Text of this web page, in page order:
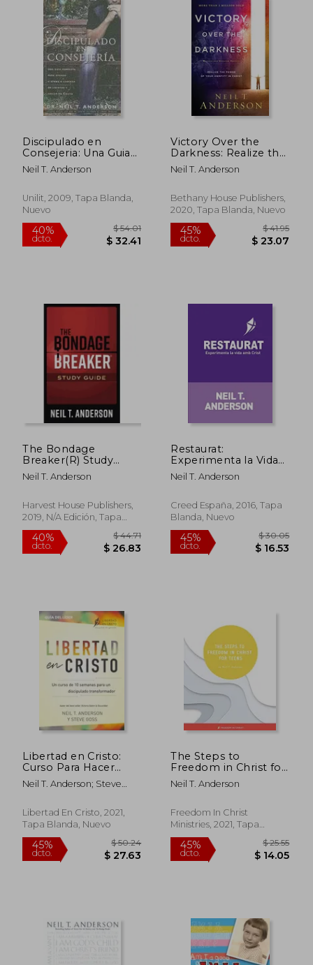
45%
dcto.
Discipulado en
Consejeria: Una Guia
Completa Para
Ayudar a Otros a
y Crecer en Cristo =
Discipleship
Neil T. Anderson
Unilit, 2009, Tapa Blanda,
Nuevo
40% $ 54.01
Victory Over the
Darkness: Realize the
Power of Your
Identity in Christ (en
Neil T. Anderson
Bethany House Publishers,
2020, Tapa Blanda, Nuevo
45%
The Bondage
Breaker(R) Study
Guide (en Inglés)
Neil T. Anderson
Harvest House Publishers,
2019, N/A Edición, Tapa
Blanda, Nuevo
40%
$ 26.83
Restaurat:
Experimenta la Vida
amb Crist (en
Catalán)
Neil T. Anderson
Creed España, 2016, Tapa
Blanda, Nuevo
45%
Libertad en Cristo:
Curso Para Hacer
Discípulos - Líder (10
Semanas)
Neil T. Anderson; Steve
Libertad En Cristo, 2021,
Tapa Blanda, Nuevo
The Steps to
Freedom in Christ for
Teens (en Inglés)
Neil T. Anderson
Freedom In Christ
Ministries, 2021, Tapa
Blanda, Nuevo